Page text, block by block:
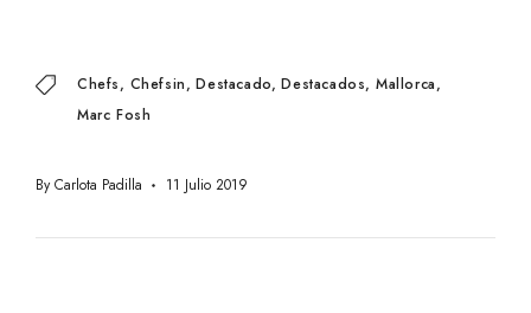
Chefs Chefsin Destacado Destacados Mallorca
Marc Fosh
By Carlota Padilla 11 Julio 2019